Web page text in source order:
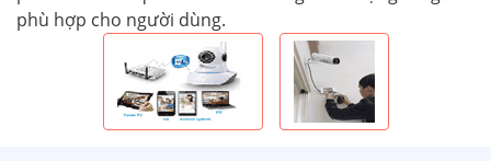
phù hợp cho người dùng.